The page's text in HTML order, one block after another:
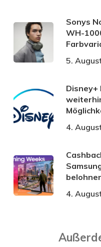
Sonys
WH-
5.
4.
4.